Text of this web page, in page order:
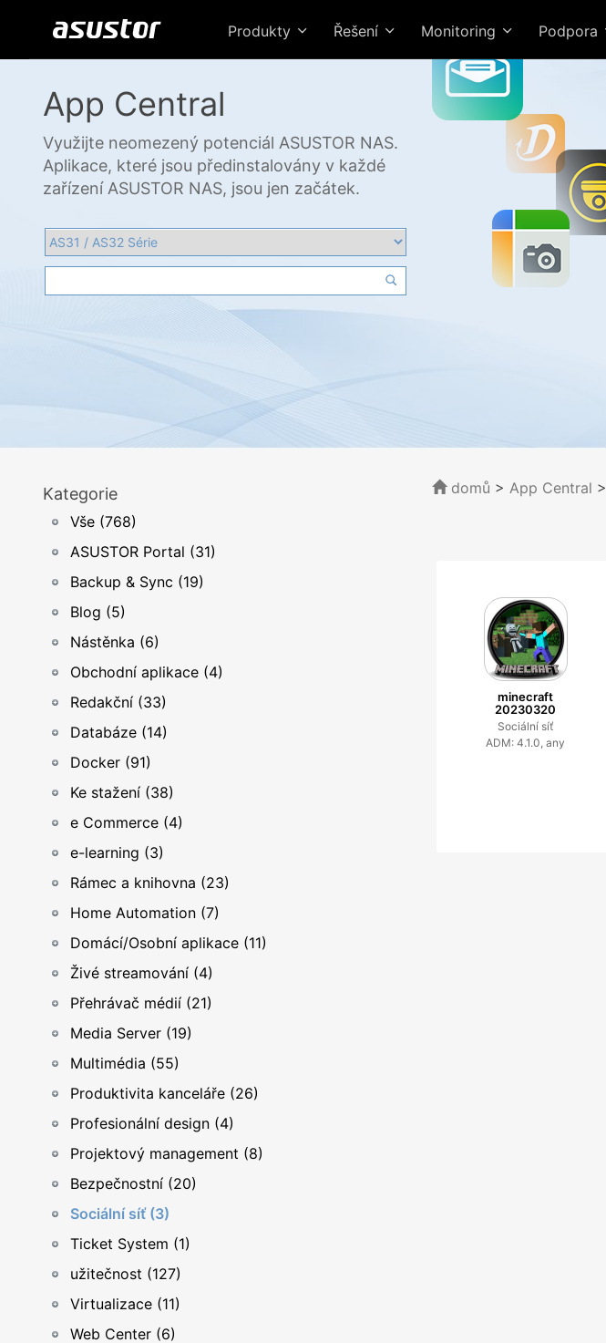
Produkty Řešení Monitoring Podpora
App Central
Využijte neomezený potenciál ASUSTOR NAS.
Aplikace, které jsou předinstalovány v každé
zařízení ASUSTOR NAS, jsou jen začátek.
Kategorie
Vše (768)
ASUSTOR Portal (31)
Backup & Sync (19)
Blog (5)
Nástěnka (6)
Obchodní aplikace (4)
Redakční (33)
Databáze (14)
Docker (91)
Ke stažení (38)
e Commerce (4)
e-learning (3)
Rámec a knihovna (23)
Home Automation (7)
Domácí/Osobní aplikace (11)
Živé streamování (4)
Přehrávač médií (21)
Media Server (19)
Multimédia (55)
Produktivita kanceláře (26)
Profesionální design (4)
Projektový management (8)
Bezpečnostní (20)
Sociální síť (3)
Ticket System (1)
užitečnost (127)
Virtualizace (11)
Web Center (6)
domů > App Central >
minecraft
20230320
Sociální síť
ADM: 4.1.0, any